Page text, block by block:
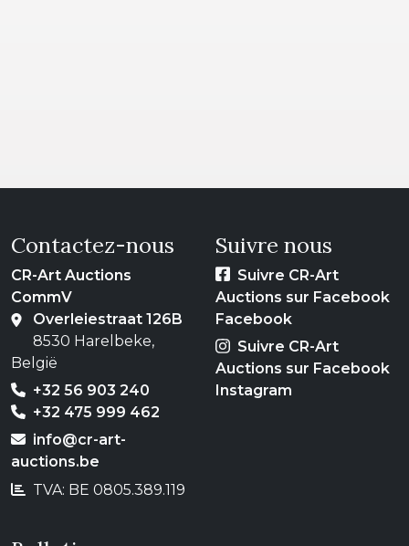
Contactez-nous
CR-Art Auctions
CommV
Overleiestraat 126B
8530 Harelbeke,
België
+32 56 903 240
+32 475 999 462
info@cr-art-
auctions.be
TVA: BE 0805.389.119
Suivre nous
Suivre CR-Art
Auctions sur Facebook
Facebook
Suivre CR-Art
Auctions sur Facebook
Instagram